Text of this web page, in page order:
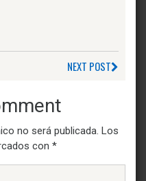
NEXT POST
no será publicada. Los
con *